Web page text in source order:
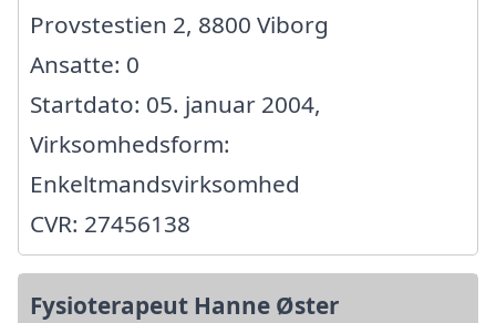
Provstestien 2, 8800 Viborg
Ansatte: 0
Startdato: 05. januar 2004,
Virksomhedsform:
Enkeltmandsvirksomhed
CVR: 27456138
Fysioterapeut Hanne Øster